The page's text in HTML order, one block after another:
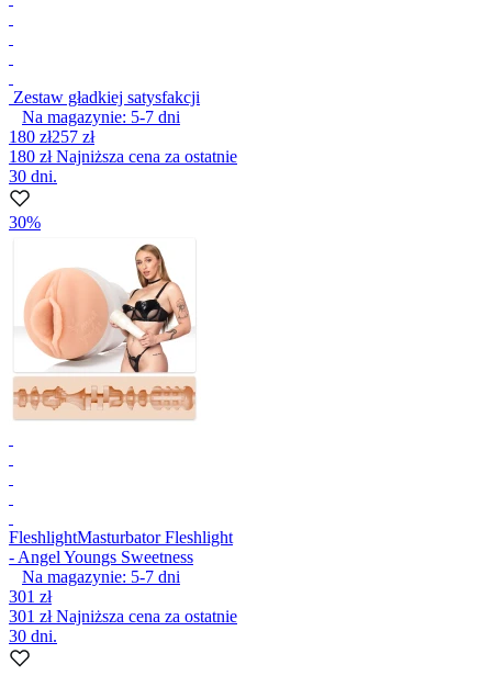
Zestaw gładkiej satysfakcji
Na magazynie: 5-7 dni
180 zł257 zł
180 złNajniższa cena za ostatnie
30 dni.
30%
FleshlightMasturbator Fleshlight
- Angel Youngs Sweetness
Na magazynie: 5-7 dni
301 zł
301 złNajniższa cena za ostatnie
30 dni.